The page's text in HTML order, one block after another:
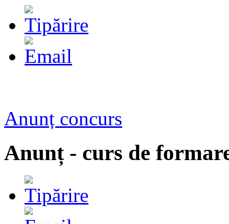
Anunț concurs
Anunț - curs de